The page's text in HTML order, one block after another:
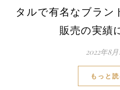
タルで有名なブラン
販売の実績
2022年8月
もっと